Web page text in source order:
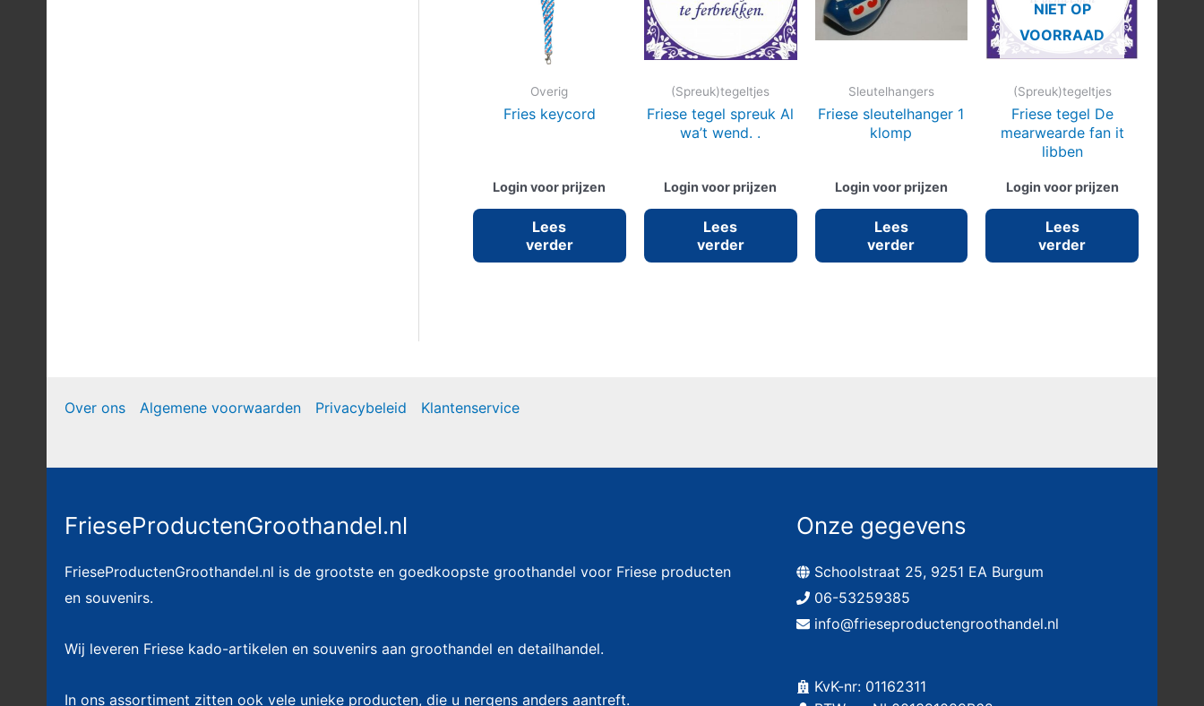
Overig
Fries keycord
Login voor prijzen
Lees
verder
(Spreuk)tegeltjes
Friese tegel spreuk Al
wa’t wend. .
Login voor prijzen
Lees
verder
Sleutelhangers
Friese sleutelhanger 1
klomp
Login voor prijzen
Lees
verder
NIET OP
VOORRAAD
(Spreuk)tegeltjes
Friese tegel De
mearwearde fan it
libben
Login voor prijzen
Lees
verder
Over ons Algemene voorwaarden Privacybeleid Klantenservice
FrieseProductenGroothandel.nl
FrieseProductenGroothandel.nl is de grootste en goedkoopste groothandel voor Friese producten
en souvenirs.
Wij leveren Friese kado-artikelen en souvenirs aan groothandel en detailhandel.
In ons assortiment zitten ook vele unieke producten, die u nergens anders aantreft.
Onze gegevens
Schoolstraat 25, 9251 EA Burgum
06-53259385
info@frieseproductengroothandel.nl
KvK-nr: 01162311